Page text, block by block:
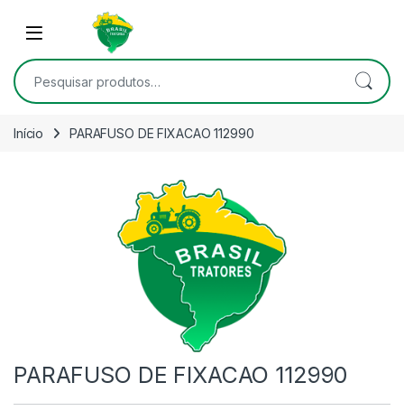
Skip to navigation
Open
Pesquisar por:
Início PARAFUSO DE FIXACAO 112990
PARAFUSO DE FIXACAO 112990